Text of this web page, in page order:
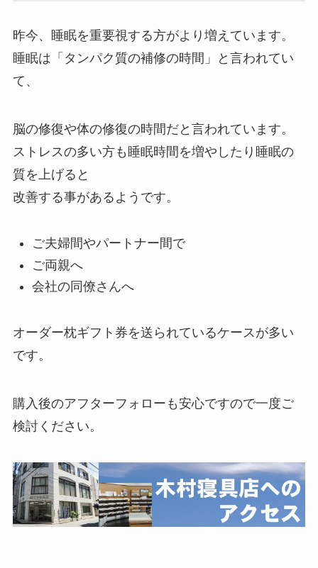
昨今、睡眠を重要視する方がより増えています。
睡眠は「タンパク質の補修の時間」と言われてい
て、
脳の修復や体の修復の時間だと言われています。
ストレスの多い方も睡眠時間を増やしたり睡眠の
質を上げると
改善する事があるようです。
ご夫婦間やパートナー間で
ご両親へ
会社の同僚さんへ
オーダー枕ギフト券を送られているケースが多い
です。
購入後のアフターフォローも安心ですので一度ご
検討ください。